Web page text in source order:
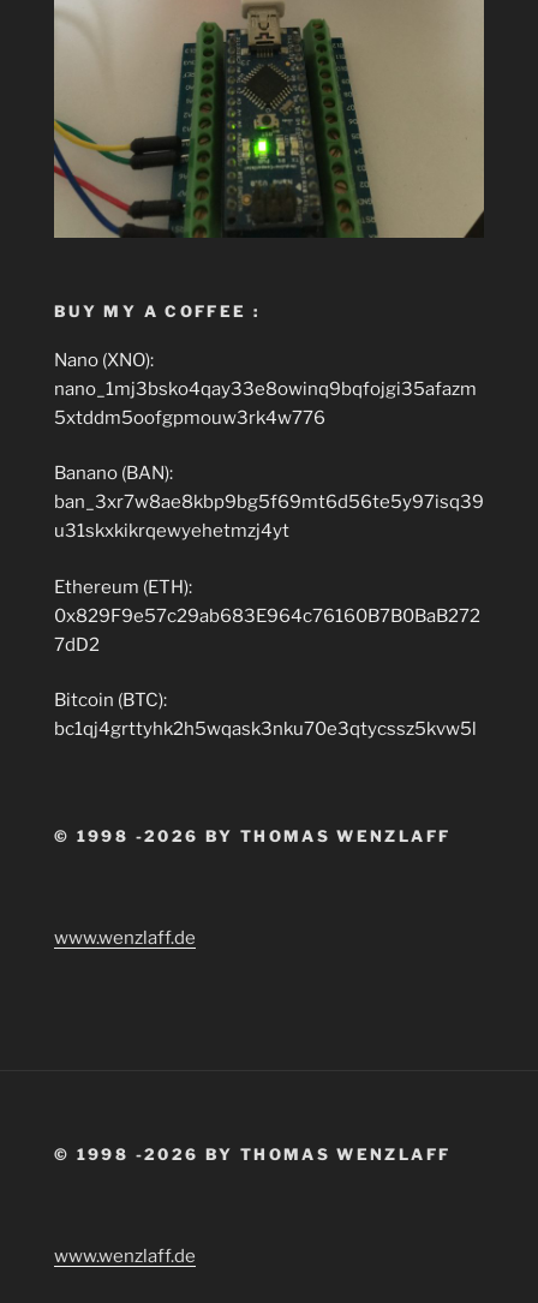
BUY MY A COFFEE :
Nano (XNO):
nano_1mj3bsko4qay33e8owinq9bqfojgi35afazm
5xtddm5oofgpmouw3rk4w776
Banano (BAN):
ban_3xr7w8ae8kbp9bg5f69mt6d56te5y97isq39
u31skxkikrqewyehetmzj4yt
Ethereum (ETH):
0x829F9e57c29ab683E964c76160B7B0BaB272
7dD2
Bitcoin (BTC):
bc1qj4grttyhk2h5wqask3nku70e3qtycssz5kvw5l
© 1998 -2026 BY THOMAS WENZLAFF
www.wenzlaff.de
© 1998 -2026 BY THOMAS WENZLAFF
www.wenzlaff.de